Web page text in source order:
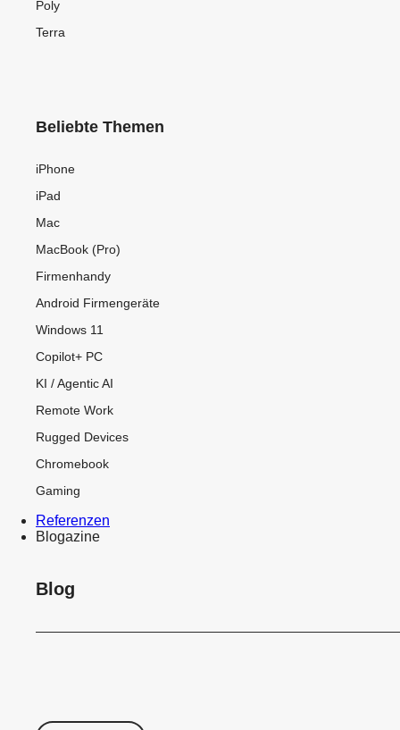
Poly
Terra
Beliebte Themen
iPhone
iPad
Mac
MacBook (Pro)
Firmenhandy
Android Firmengeräte
Windows 11
Copilot+ PC
KI / Agentic AI
Remote Work
Rugged Devices
Chromebook
Gaming
Referenzen
Blogazine
Blog